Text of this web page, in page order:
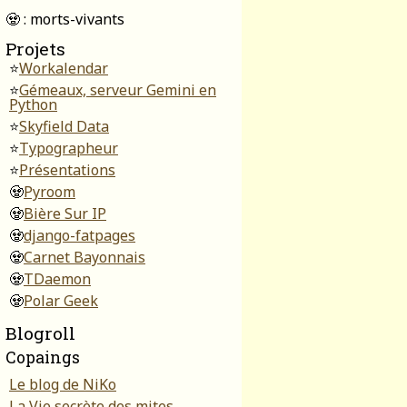
🧟 : morts-vivants
Projets
⭐Workalendar
⭐Gémeaux, serveur Gemini en
Python
⭐Skyfield Data
⭐Typographeur
⭐Présentations
🧟Pyroom
🧟Bière Sur IP
🧟django-fatpages
🧟Carnet Bayonnais
🧟TDaemon
🧟Polar Geek
Blogroll
Copaings
Le blog de NiKo